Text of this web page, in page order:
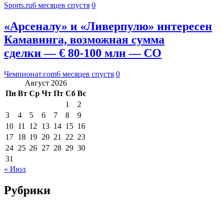
Sports.ru6 месяцев спустя 0
«Арсеналу» и «Ливерпулю» интересен
Камавинга, возможная сумма
сделки — € 80-100 млн — CO
Чемпионат.com6 месяцев спустя 0
Август 2026
Пн Вт Ср Чт Пт Сб Вс
1
2
3
4 5 6 7 8
9
10 11 12 13 14 15 16
17 18 19 20 21 22 23
24 25 26 27 28 29 30
31
« Июл
Рубрики